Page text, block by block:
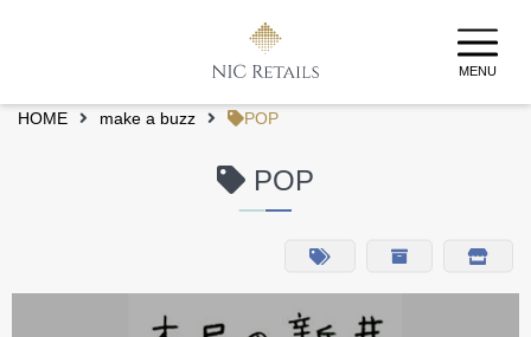
MENU
HOME make a buzz POP
POP